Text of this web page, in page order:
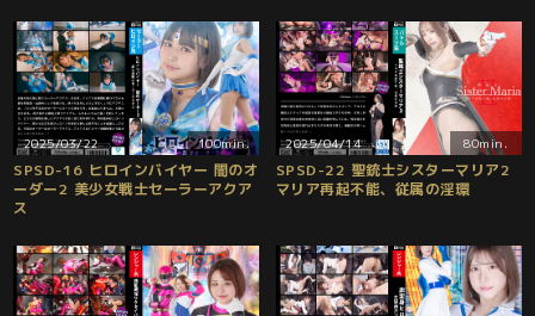
2025/03/22 100min.
SPSD-16 ヒロインバイヤー 闇のオ
ーダー2 美少女戦士セーラーアクア
ス
2025/04/14 80min.
SPSD-22 聖銃士シスターマリア2
マリア再起不能、従属の淫環